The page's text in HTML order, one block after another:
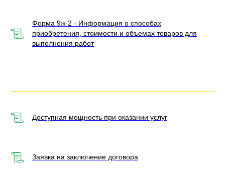
Форма 9ж-2 - Информация о способах
приобретения, стоимости и объемах товаров для
выполнения работ
Доступная мощность при оказании услуг
Заявка на заключение договора